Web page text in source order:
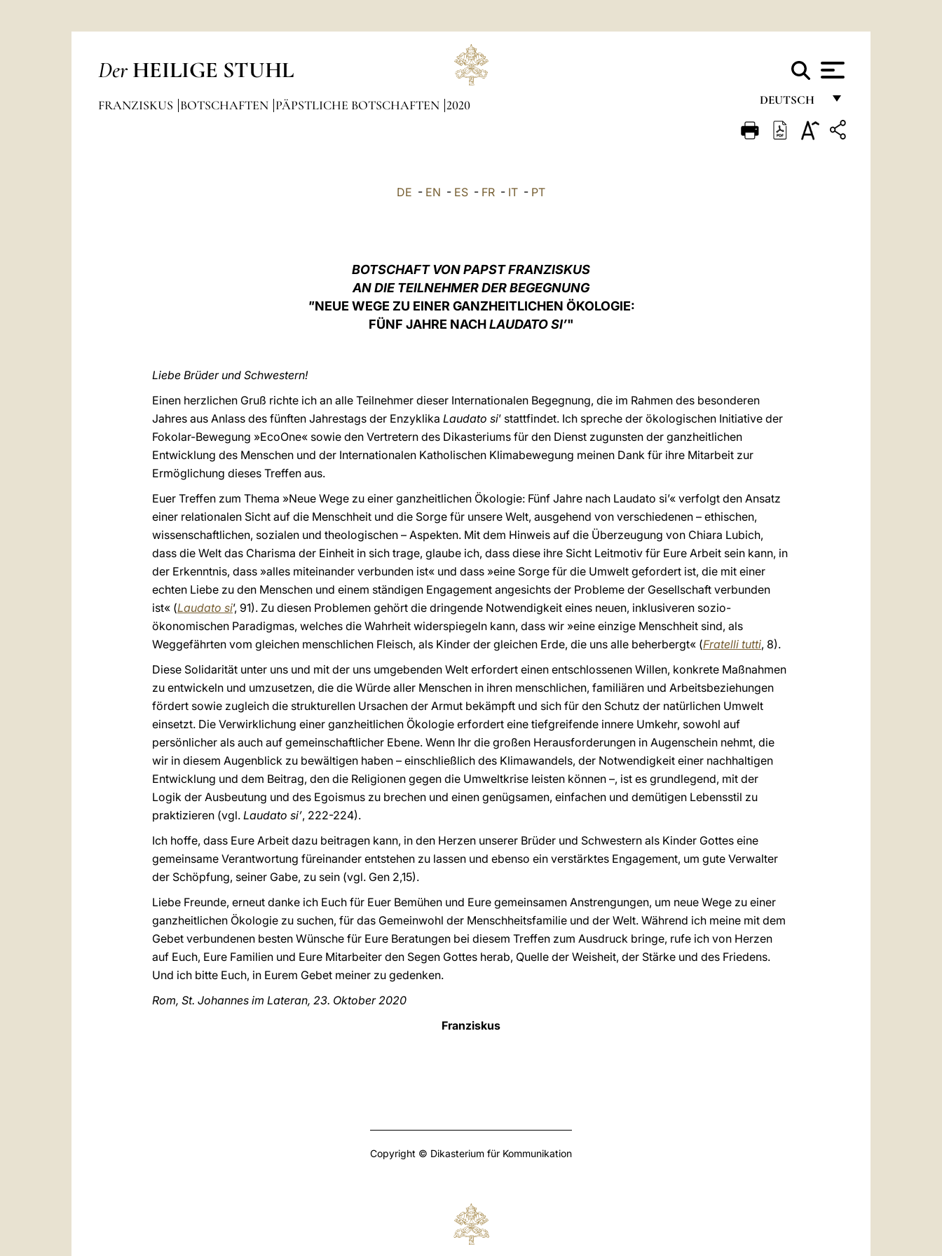
Der HEILIGE STUHL
DEUTSCH
FRANÇAIS
FRANZISKUS BOTSCHAFTEN PÄPSTLICHE BOTSCHAFTEN 2020
DE - EN - ES - FR - IT - PT
BOTSCHAFT VON PAPST FRANZISKUS
AN DIE TEILNEHMER DER BEGEGNUNG
"NEUE WEGE ZU EINER GANZHEITLICHEN ÖKOLOGIE:
FÜNF JAHRE NACHLAUDATO SI’"
Liebe Brüder und Schwestern!
Einen herzlichen Gruß richte ich an alle Teilnehmer dieser Internationalen Begegnung, die im Rahmen des besonderen
Jahres aus Anlass des fünften Jahrestags der Enzyklika Laudato si’ stattfindet. Ich spreche der ökologischen Initiative der
Fokolar-Bewegung »EcoOne« sowie den Vertretern des Dikasteriums für den Dienst zugunsten der ganzheitlichen
Entwicklung des Menschen und der Internationalen Katholischen Klimabewegung meinen Dank für ihre Mitarbeit zur
Ermöglichung dieses Treffen aus.
Euer Treffen zum Thema »Neue Wege zu einer ganzheitlichen Ökologie: Fünf Jahre nach Laudato si’« verfolgt den Ansatz
einer relationalen Sicht auf die Menschheit und die Sorge für unsere Welt, ausgehend von verschiedenen – ethischen,
wissenschaftlichen, sozialen und theologischen – Aspekten. Mit dem Hinweis auf die Überzeugung von Chiara Lubich,
dass die Welt das Charisma der Einheit in sich trage, glaube ich, dass diese ihre Sicht Leitmotiv für Eure Arbeit sein kann, in
der Erkenntnis, dass »alles miteinander verbunden ist« und dass »eine Sorge für die Umwelt gefordert ist, die mit einer
echten Liebe zu den Menschen und einem ständigen Engagement angesichts der Probleme der Gesellschaft verbunden
ist« (Laudato si’, 91). Zu diesen Problemen gehört die dringende Notwendigkeit eines neuen, inklusiveren sozio-
ökonomischen Paradigmas, welches die Wahrheit widerspiegeln kann, dass wir »eine einzige Menschheit sind, als
Weggefährten vom gleichen menschlichen Fleisch, als Kinder der gleichen Erde, die uns alle beherbergt« (Fratelli tutti, 8).
Diese Solidarität unter uns und mit der uns umgebenden Welt erfordert einen entschlossenen Willen, konkrete Maßnahmen
zu entwickeln und umzusetzen, die die Würde aller Menschen in ihren menschlichen, familiären und Arbeitsbeziehungen
fördert sowie zugleich die strukturellen Ursachen der Armut bekämpft und sich für den Schutz der natürlichen Umwelt
einsetzt. Die Verwirklichung einer ganzheitlichen Ökologie erfordert eine tiefgreifende innere Umkehr, sowohl auf
persönlicher als auch auf gemeinschaftlicher Ebene. Wenn Ihr die großen Herausforderungen in Augenschein nehmt, die
wir in diesem Augenblick zu bewältigen haben – einschließlich des Klimawandels, der Notwendigkeit einer nachhaltigen
Entwicklung und dem Beitrag, den die Religionen gegen die Umweltkrise leisten können –, ist es grundlegend, mit der
Logik der Ausbeutung und des Egoismus zu brechen und einen genügsamen, einfachen und demütigen Lebensstil zu
praktizieren (vgl. Laudato si’, 222-224).
Ich hoffe, dass Eure Arbeit dazu beitragen kann, in den Herzen unserer Brüder und Schwestern als Kinder Gottes eine
gemeinsame Verantwortung füreinander entstehen zu lassen und ebenso ein verstärktes Engagement, um gute Verwalter
der Schöpfung, seiner Gabe, zu sein (vgl. Gen 2,15).
Liebe Freunde, erneut danke ich Euch für Euer Bemühen und Eure gemeinsamen Anstrengungen, um neue Wege zu einer
ganzheitlichen Ökologie zu suchen, für das Gemeinwohl der Menschheitsfamilie und der Welt. Während ich meine mit dem
Gebet verbundenen besten Wünsche für Eure Beratungen bei diesem Treffen zum Ausdruck bringe, rufe ich von Herzen
auf Euch, Eure Familien und Eure Mitarbeiter den Segen Gottes herab, Quelle der Weisheit, der Stärke und des Friedens.
Und ich bitte Euch, in Eurem Gebet meiner zu gedenken.
Rom, St. Johannes im Lateran, 23. Oktober 2020
Franziskus
Copyright © Dikasterium für Kommunikation